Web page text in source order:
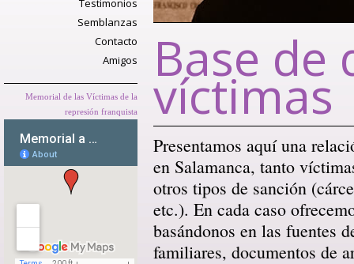
Testimonios
Semblanzas
Contacto
Amigos
Memorial de las Víctimas de la
represión franquista
Base de
víctimas
Presentamos aquí una
en Salamanca, tanto
otros tipos de sanción
etc.). En cada caso
basándonos en las fuentes
familiares, documentos de